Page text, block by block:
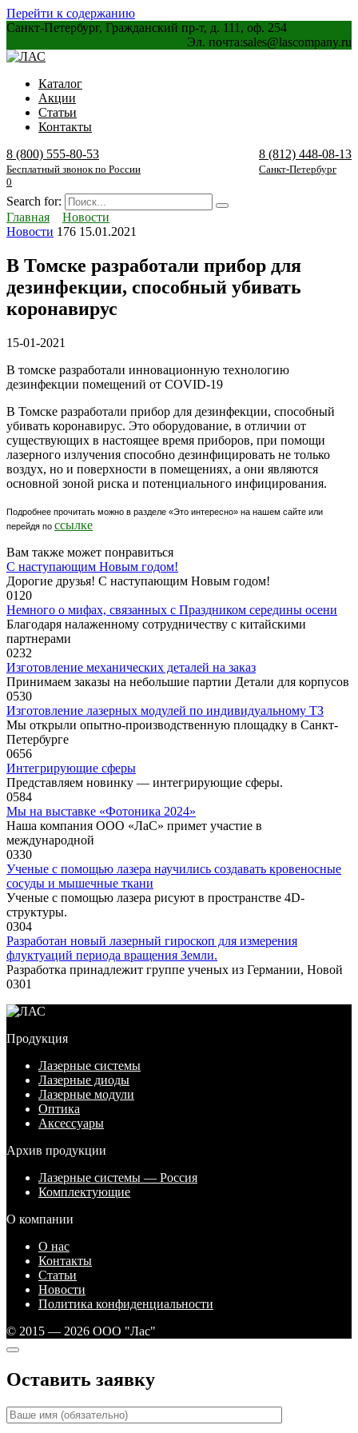
Перейти к содержанию
Санкт-Петербург, Гражданский пр-т, д. 111, оф. 254
Эл. почта:sales@lascompany.ru
Каталог
Акции
Статьи
Контакты
8 (800) 555-80-53
Бесплатный звонок по России
8 (812) 448-08-13
Санкт-Петербург
0
Search for:
Главная
Новости
Новости 176 15.01.2021
В Томске разработали прибор для
дезинфекции, способный убивать
коронавирус
15-01-2021
В томске разработали инновационную технологию
дезинфекции помещений от COVID-19
В Томске разработали прибор для дезинфекции, способный
убивать коронавирус. Это оборудование, в отличии от
существующих в настоящее время приборов, при помощи
лазерного излучения способно дезинфицировать не только
воздух, но и поверхности в помещениях, а они являются
основной зоной риска и потенциального инфицирования.
Подробнее прочитать можно в разделе «Это интересно» на нашем сайте или
перейдя по ссылке
Вам также может понравиться
С наступающим Новым годом!
Дорогие друзья! С наступающим Новым годом!
0120
Немного о мифах, связанных с Праздником середины осени
Благодаря налаженному сотрудничеству с китайскими
партнерами
0232
Изготовление механических деталей на заказ
Принимаем заказы на небольшие партии Детали для корпусов
0530
Изготовление лазерных модулей по индивидуальному ТЗ
Мы открыли опытно-производственную площадку в Санкт-
Петербурге
0656
Интегрирующие сферы
Представляем новинку — интегрирующие сферы.
0584
Мы на выставке «Фотоника 2024»
Наша компания ООО «ЛаС» примет участие в
международной
0330
Ученые с помощью лазера научились создавать кровеносные
сосуды и мышечные ткани
Ученые с помощью лазера рисуют в пространстве 4D-
структуры.
0304
Разработан новый лазерный гироскоп для измерения
флуктуаций периода вращения Земли.
Разработка принадлежит группе ученых из Германии, Новой
0301
Продукция
Лазерные системы
Лазерные диоды
Лазерные модули
Оптика
Аксессуары
Архив продукции
Лазерные системы — Россия
Комплектующие
О компании
О нас
Контакты
Статьи
Новости
Политика конфиденциальности
© 2015 — 2026 ООО "Лас"
Оставить заявку